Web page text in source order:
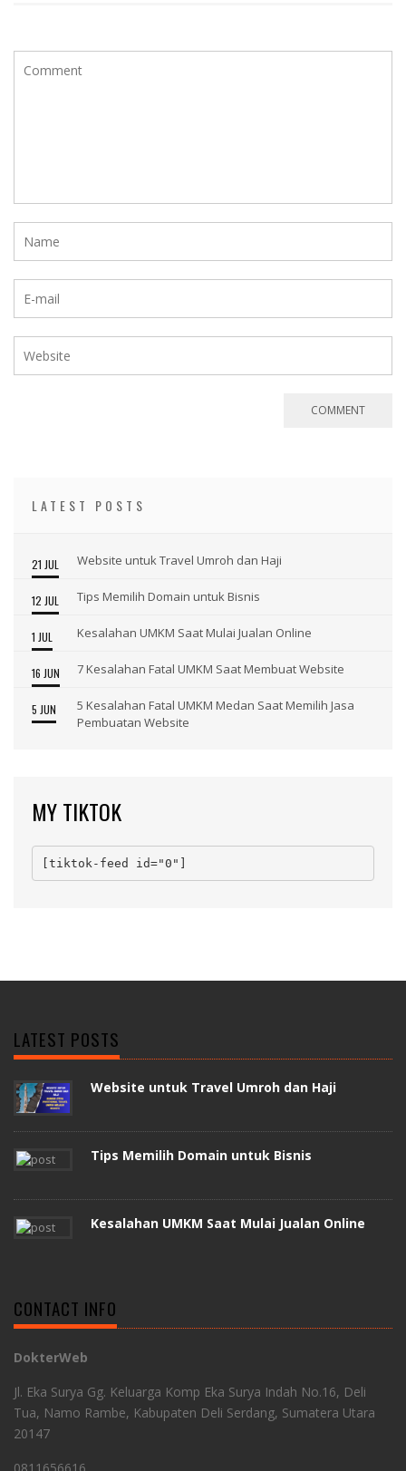
LATEST POSTS
21 JUL Website untuk Travel Umroh dan Haji
12 JUL Tips Memilih Domain untuk Bisnis
1 JUL Kesalahan UMKM Saat Mulai Jualan Online
16 JUN 7 Kesalahan Fatal UMKM Saat Membuat Website
5 JUN
5 Kesalahan Fatal UMKM Medan Saat Memilih Jasa
Pembuatan Website
MY TIKTOK
[tiktok-feed id="0"]
LATEST POSTS
Website untuk Travel Umroh dan Haji
Tips Memilih Domain untuk Bisnis
Kesalahan UMKM Saat Mulai Jualan Online
CONTACT INFO
DokterWeb
Jl. Eka Surya Gg. Keluarga Komp Eka Surya Indah No.16, Deli
Tua, Namo Rambe, Kabupaten Deli Serdang, Sumatera Utara
20147